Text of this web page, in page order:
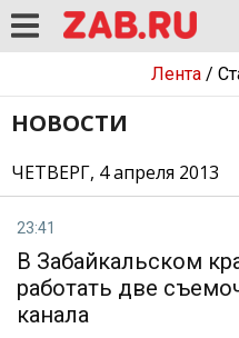
Лента/
НОВОСТИ
ЧЕТВЕРГ, 4 апреля 2013
23:41
В Забайкальском
работать две
канала